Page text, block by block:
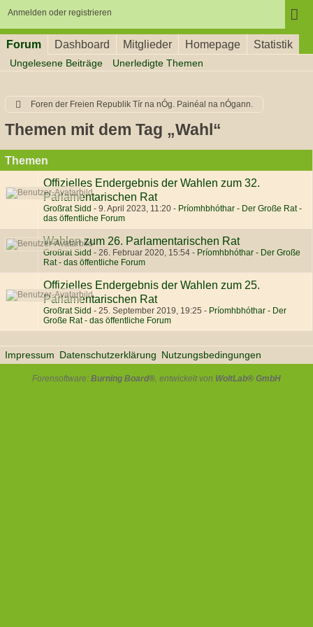
Anmelden oder registrieren
Forum Dashboard Mitglieder Homepage Statistik
Ungelesene Beiträge Unerledigte Themen
Foren der Freien Republik Tír na nÓg. Painéal na nÓgann.
Themen mit dem Tag „Wahl“
Themen
Offizielles Endergebnis der Wahlen zum 32.
Parlamentarischen Rat
Großrat Sidd - 9. April 2023, 11:20 - Príomhbhóthar - Der Große Rat -
das öffentliche Forum
Wahlen zum 26. Parlamentarischen Rat
Großrat Sidd - 26. Februar 2020, 15:54 - Príomhbhóthar - Der Große
Rat - das öffentliche Forum
Offizielles Endergebnis der Wahlen zum 25.
Parlamentarischen Rat
Großrat Sidd - 25. September 2019, 19:25 - Príomhbhóthar - Der
Große Rat - das öffentliche Forum
Impressum Datenschutzerklärung Nutzungsbedingungen
Forensoftware: Burning Board® , entwickelt von WoltLab® GmbH